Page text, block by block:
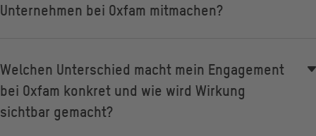
Unternehmen bei Oxfam mitmachen?
Welchen Unterschied macht mein Engagement
bei Oxfam konkret und wie wird Wirkung
sichtbar gemacht?